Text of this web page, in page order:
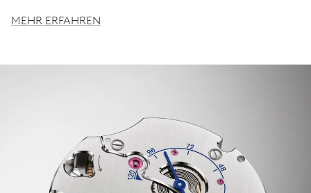
MEHR ERFAHREN